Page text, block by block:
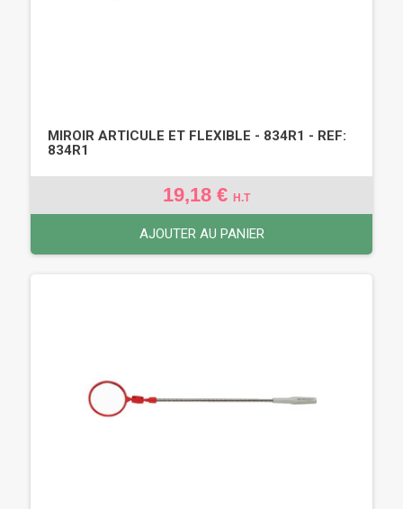
MIROIR ARTICULE ET FLEXIBLE - 834R1 - REF:
834R1
19,18 € H.T
AJOUTER AU PANIER